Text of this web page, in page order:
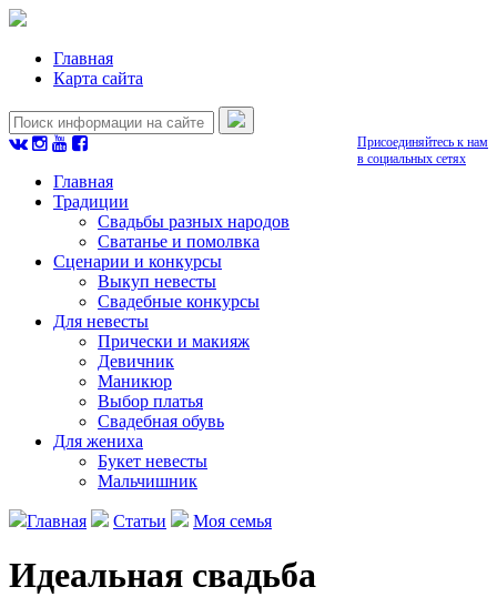
Главная
Карта сайта
Присоединяйтесь к нам
в социальных сетях
Главная
Традиции
Свадьбы разных народов
Сватанье и помолвка
Сценарии и конкурсы
Выкуп невесты
Свадебные конкурсы
Для невесты
Прически и макияж
Девичник
Маникюр
Выбор платья
Свадебная обувь
Для жениха
Букет невесты
Мальчишник
Главная Статьи Моя семья
Идеальная свадьба